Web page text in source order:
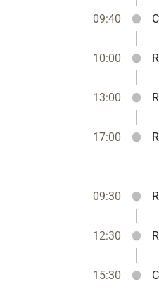
09:40
10:00
13:00
17:00
09:30
12:30
15:30